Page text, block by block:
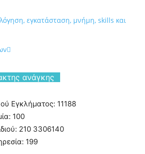
εγκατάσταση, μνήμη, skills και
ανάγκης
Εγκλήματος: 11188
100
210 3306140
199